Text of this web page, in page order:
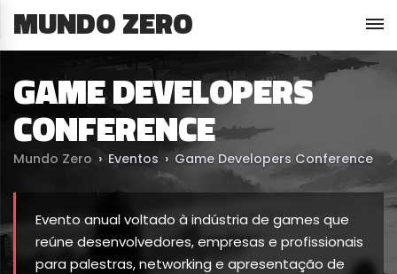
MUNDO ZERO
GAME DEVELOPERS
CONFERENCE
Mundo Zero › Eventos › Game Developers Conference
Evento anual voltado à indústria de games que
reúne desenvolvedores, empresas e profissionais
para palestras, networking e apresentação de